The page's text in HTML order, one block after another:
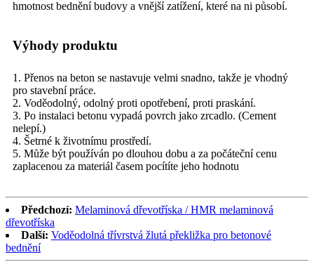
hmotnost bednění budovy a vnější zatížení, které na ni působí.
Výhody produktu
1. Přenos na beton se nastavuje velmi snadno, takže je vhodný
pro stavební práce.
2. Voděodolný, odolný proti opotřebení, proti praskání.
3. Po instalaci betonu vypadá povrch jako zrcadlo. (Cement
nelepí.)
4. Šetrné k životnímu prostředí.
5. Může být používán po dlouhou dobu a za počáteční cenu
zaplacenou za materiál časem pocítíte jeho hodnotu
Předchozí: Melaminová dřevotříska / HMR melaminová
dřevotříska
Další: Voděodolná třívrstvá žlutá překližka pro betonové
bednění